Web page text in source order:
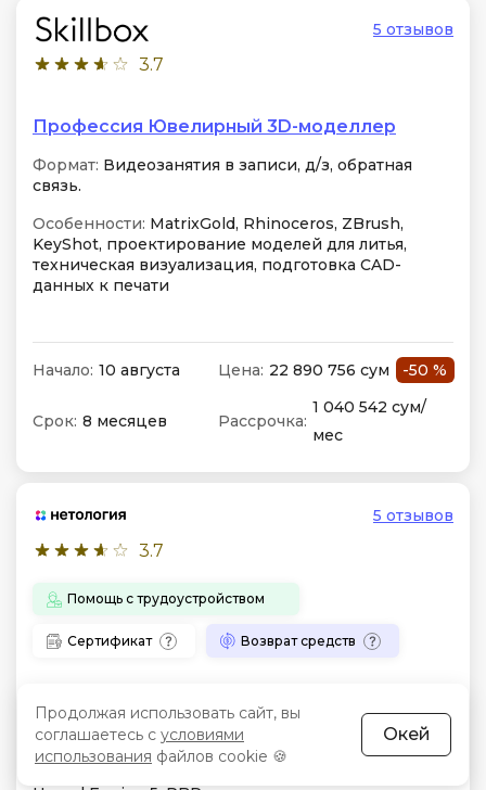
3.7
5 отзывов
Профессия Ювелирный 3D-моделлер
Формат: Видеозанятия в записи, д/з, обратная
связь.
Особенности: MatrixGold, Rhinoceros, ZBrush,
KeyShot, проектирование моделей для литья,
техническая визуализация, подготовка CAD-
данных к печати
Начало: 10 августа Цена: 22 890 756 сум -50 %
Срок: 8 месяцев Рассрочка:
1 040 542 сум/
мес
3.7
5 отзывов
Помощь с трудоустройством
Сертификат Возврат средств
Формат:Лекции онлайн, видеоуроки в записи.
Продолжая использовать сайт, вы
соглашаетесь с условиями
использования файлов cookie 🍪
Окей